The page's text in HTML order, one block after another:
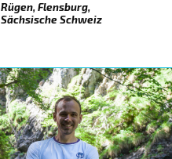
Rügen, Flensburg,
Sächsische Schweiz